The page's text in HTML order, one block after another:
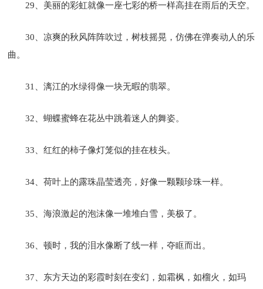
29、美丽的彩虹就像一座七彩的桥一样高挂在雨后的天空。
30、凉爽的秋风阵阵吹过，树枝摇晃，仿佛在弹奏动人的乐
曲。
31、漓江的水绿得像一块无暇的翡翠。
32、蝴蝶蜜蜂在花丛中跳着迷人的舞姿。
33、红红的柿子像灯笼似的挂在枝头。
34、荷叶上的露珠晶莹透亮，好像一颗颗珍珠一样。
35、海浪激起的泡沫像一堆堆白雪，美极了。
36、顿时，我的泪水像断了线一样，夺眶而出。
37、东方天边的彩霞时刻在变幻，如霜枫，如榴火，如玛